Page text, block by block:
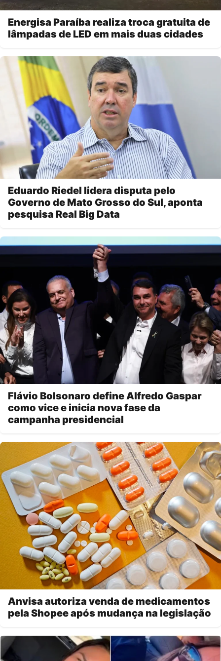
Energisa Paraíba realiza troca gratuita de
lâmpadas de LED em mais duas cidades
Eduardo Riedel lidera disputa pelo
Governo de Mato Grosso do Sul, aponta
pesquisa Real Big Data
Flávio Bolsonaro define Alfredo Gaspar
como vice e inicia nova fase da
campanha presidencial
Anvisa autoriza venda de medicamentos
pela Shopee após mudança na legislação